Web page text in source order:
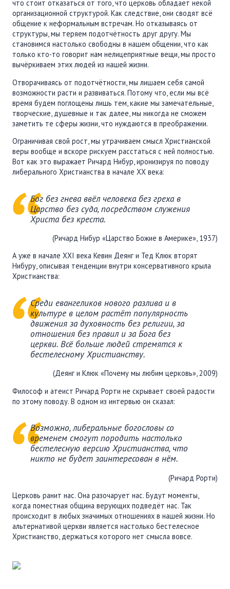
что стоит отказаться от того, что церковь обладает некой
организационной структурой. Как следствие, они сводят всё
общение к неформальным встречам. Но отказываясь от
структуры, мы теряем подотчётность друг другу. Мы
становимся настолько свободны в нашем общении, что как
только кто-то говорит нам нелицеприятные вещи, мы просто
вычёркиваем этих людей из нашей жизни.
Отворачиваясь от подотчётности, мы лишаем себя самой
возможности расти и развиваться. Потому что, если мы всё
время будем поглощены лишь тем, какие мы замечательные,
творческие, душевные и так далее, мы никогда не сможем
заметить те сферы жизни, что нуждаются в преображении.
Ограничивая свой рост, мы утрачиваем смысл Христианской
веры вообще и вскоре рискуем расстаться с ней полностью.
Вот как это выражает Ричард Нибур, иронизируя по поводу
либерального Христианства в начале XX века:
Бог без гнева ввёл человека без греха в
Царство без суда, посредством служения
Христа без креста.
(Ричард Нибур «Царство Божие в Америке», 1937)
А уже в начале XXI века Кевин Деянг и Тед Клюк вторят
Нибуру, описывая тенденции внутри консервативного крыла
Христианства:
Среди евангеликов нового разлива и в
культуре в целом растёт популярность
движения за духовность без религии, за
отношения без правил и за Бога без
церкви. Всё больше людей стремятся к
бестелесному Христианству.
(Деянг и Клюк «Почему мы любим церковь», 2009)
Философ и атеист Ричард Рорти не скрывает своей радости
по этому поводу. В одном из интервью он сказал:
Возможно, либеральные богословы со
временем смогут породить настолько
бестелесную версию Христианства, что
никто не будет заинтересован в нём.
(Ричард Рорти)
Церковь ранит нас. Она разочарует нас. Будут моменты,
когда поместная община верующих подведёт нас. Так
происходит в любых значимых отношениях в нашей жизни. Но
альтернативой церкви является настолько бестелесное
Христианство, держаться которого нет смысла вовсе.